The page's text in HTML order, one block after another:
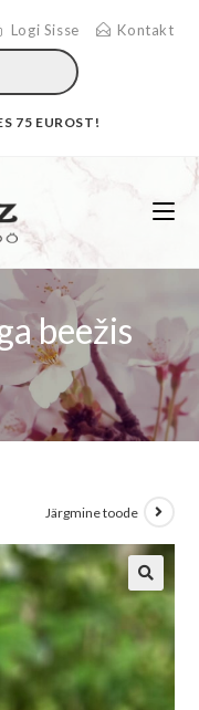
Logi Sisse Kontakt
75 EUROST!
beežis
Järgmine toode